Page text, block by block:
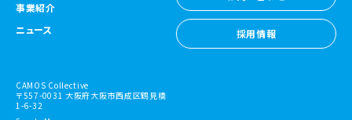
事業紹介
ニュース
お問い合わせ
採用情報
CAMOS Collective
〒557-0031 大阪府大阪市西成区鶴見橋
1-6-32